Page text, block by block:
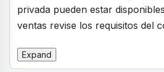
privada pueden estar
ventas revise los requisitos del
Expand